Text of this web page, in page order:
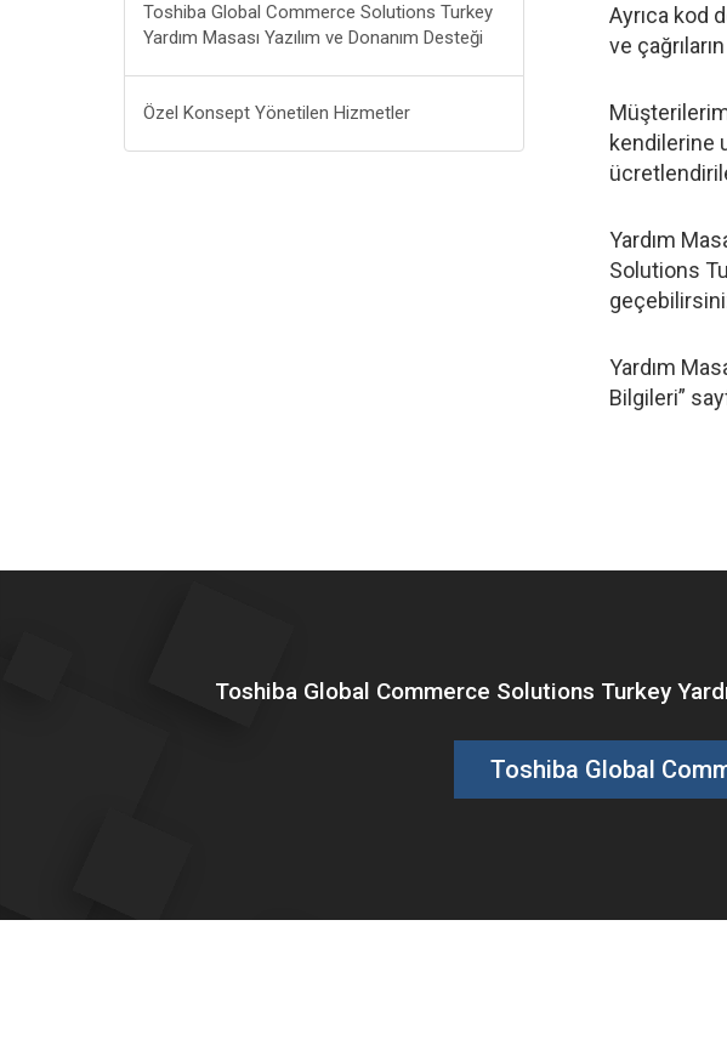
Toshiba Global Commerce Solutions Turkey
Yardım Masası Yazılım ve Donanım Desteği
Özel Konsept Yönetilen Hizmetler
Ayrıca kod
ve
kendilerine
Yardım
Solutions
Yardım
Bilgileri”
Toshiba Global Commerce Solutions Turkey
Toshiba Global